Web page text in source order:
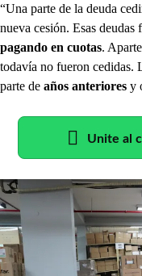
“Una parte de la deuda
nueva cesión. Esas deudas
pagando en cuotas.
todavía no fueron cedidas.
parte de años anteriores y
Unite al